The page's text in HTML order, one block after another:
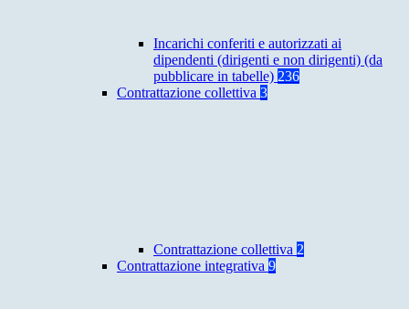
Incarichi conferiti e autorizzati ai
dipendenti (dirigenti e non dirigenti) (da
pubblicare in tabelle) 236
Contrattazione collettiva 3
Contrattazione collettiva 2
Contrattazione integrativa 9